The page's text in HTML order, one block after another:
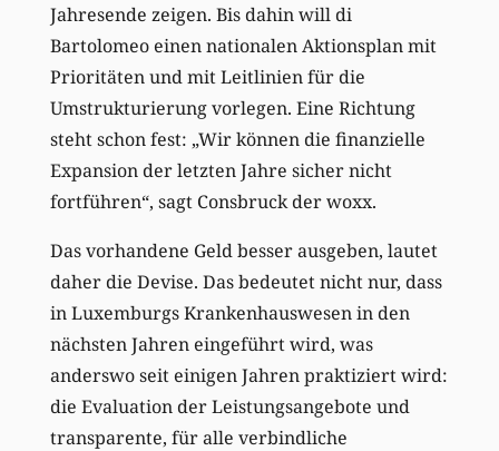
Jahresende zeigen. Bis dahin will di
Bartolomeo einen nationalen Aktionsplan mit
Prioritäten und mit Leitlinien für die
Umstrukturierung vorlegen. Eine Richtung
steht schon fest: „Wir können die finanzielle
Expansion der letzten Jahre sicher nicht
fortführen“, sagt Consbruck der woxx.
Das vorhandene Geld besser ausgeben, lautet
daher die Devise. Das bedeutet nicht nur, dass
in Luxemburgs Krankenhauswesen in den
nächsten Jahren eingeführt wird, was
anderswo seit einigen Jahren praktiziert wird:
die Evaluation der Leistungsangebote und
transparente, für alle verbindliche